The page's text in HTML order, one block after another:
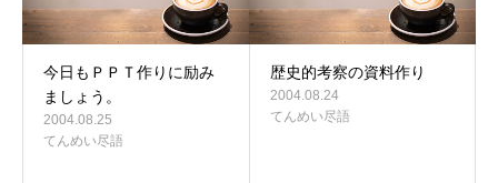
今日もＰＰＴ作りに励み
ましょう。
2004.08.25
てんめい尽語
歴史的考察の資料作り
2004.08.24
てんめい尽語